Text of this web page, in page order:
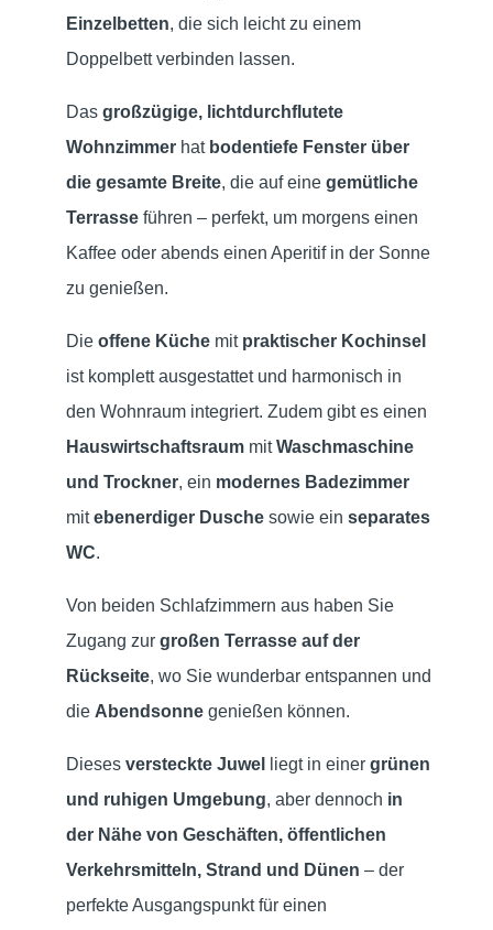
Einzelbetten, die sich leicht zu einem
Doppelbett verbinden lassen.
Das großzügige, lichtdurchflutete
Wohnzimmer hat bodentiefe Fenster über
die gesamte Breite, die auf eine gemütliche
Terrasse führen – perfekt, um morgens einen
Kaffee oder abends einen Aperitif in der Sonne
zu genießen.
Die offene Küche mit praktischer Kochinsel
ist komplett ausgestattet und harmonisch in
den Wohnraum integriert. Zudem gibt es einen
Hauswirtschaftsraum mitWaschmaschine
und Trockner, ein modernes Badezimmer
mitebenerdiger Dusche sowie ein separates
WC.
Von beiden Schlafzimmern aus haben Sie
Zugang zur großen Terrasse auf der
Rückseite, wo Sie wunderbar entspannen und
die Abendsonne genießen können.
Dieses versteckte Juwel liegt in einer grünen
und ruhigen Umgebung, aber dennoch in
der Nähe von Geschäften, öffentlichen
Verkehrsmitteln, Strand und Dünen – der
perfekte Ausgangspunkt für einen